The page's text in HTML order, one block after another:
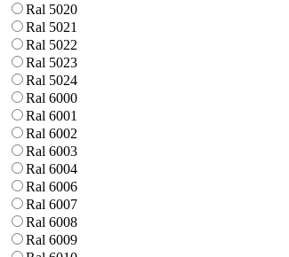
Ral 5020
Ral 5021
Ral 5022
Ral 5023
Ral 5024
Ral 6000
Ral 6001
Ral 6002
Ral 6003
Ral 6004
Ral 6006
Ral 6007
Ral 6008
Ral 6009